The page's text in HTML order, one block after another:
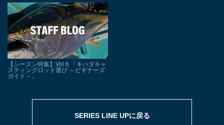
【シーズン特集】Vol.6 「キハダキャ
スティングロッド選び ～ビギナーズ
ガイド～」
SERIES LINE UPに戻る